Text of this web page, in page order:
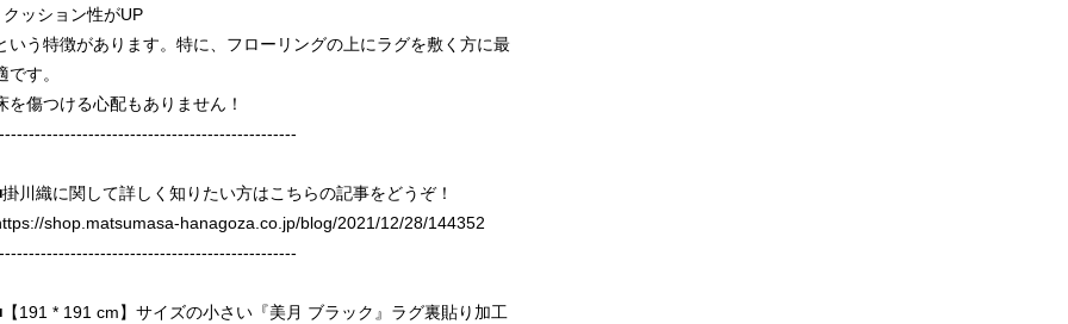
クッション性がUP
いう特徴があります。特に、フローリングの上にラグを敷く方に最
です。
を傷つける心配もありません！
川織に関して詳しく知りたい方はこちらの記事をどうぞ！
shop.matsumasa-hanagoza.co.jp/blog/2021/12/28/144352
191 * 191 cm】サイズの小さい『美月 ブラック』ラグ裏貼り加工